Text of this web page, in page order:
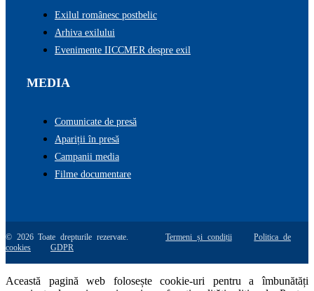
Exilul românesc postbelic
Arhiva exilului
Evenimente IICCMER despre exil
MEDIA
Comunicate de presă
Apariții în presă
Campanii media
Filme documentare
© 2026 Toate drepturile rezervate.Termeni și condiții
Politica de
cookies
GDPR
Această pagină web folosește cookie-uri pentru a îmbunătăți